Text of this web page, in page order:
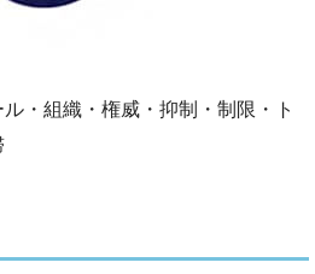
・組織・権威・抑制・制限・ト